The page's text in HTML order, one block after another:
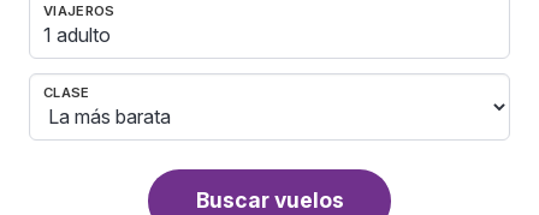
VIAJEROS
1 adulto
CLASE
Buscar vuelos